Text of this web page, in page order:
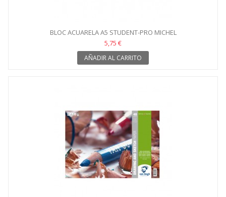
BLOC ACUARELA A5 STUDENT-PRO MICHEL
5,75 €
AÑADIR AL CARRITO